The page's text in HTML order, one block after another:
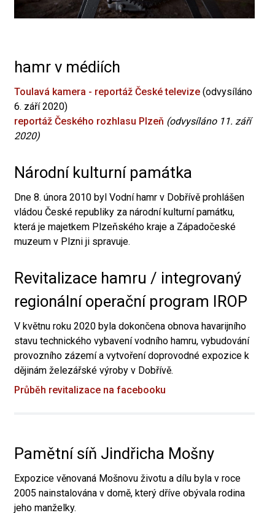
hamr v médiích
Toulavá kamera - reportáž České televize (odvysíláno
6. září 2020)
reportáž Českého rozhlasu Plzeň (odvysíláno 11. září
2020)
Národní kulturní památka
Dne 8. února 2010 byl Vodní hamr v Dobřívě prohlášen
vládou České republiky za národní kulturní památku,
která je majetkem Plzeňského kraje a Západočeské
muzeum v Plzni ji spravuje.
Revitalizace hamru / integrovaný
regionální operační program IROP
V květnu roku 2020 byla dokončena obnova havarijního
stavu technického vybavení vodního hamru, vybudování
provozního zázemí a vytvoření doprovodné expozice k
dějinám železářské výroby v Dobřívě.
Průběh revitalizace na facebooku
Pamětní síň Jindřicha Mošny
Expozice věnovaná Mošnovu životu a dílu byla v roce
2005 nainstalována v domě, který dříve obývala rodina
jeho manželky.